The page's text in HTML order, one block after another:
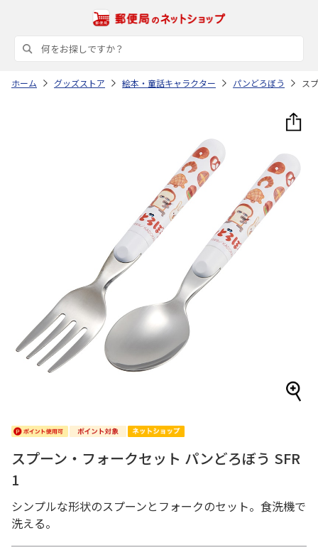
ホーム グッズストア 絵本・童話キャラクター パンどろぼう ス
スプーン・フォークセット パンどろぼう SFR
1
シンプルな形状のスプーンとフォークのセット。食洗機で
洗える。